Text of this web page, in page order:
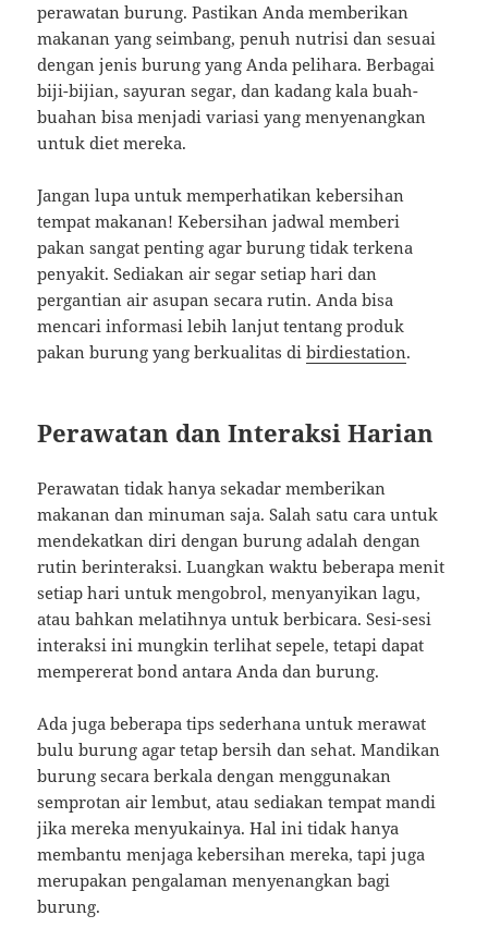
perawatan burung. Pastikan Anda memberikan
makanan yang seimbang, penuh nutrisi dan sesuai
dengan jenis burung yang Anda pelihara. Berbagai
biji-bijian, sayuran segar, dan kadang kala buah-
buahan bisa menjadi variasi yang menyenangkan
untuk diet mereka.
Jangan lupa untuk memperhatikan kebersihan
tempat makanan! Kebersihan jadwal memberi
pakan sangat penting agar burung tidak terkena
penyakit. Sediakan air segar setiap hari dan
pergantian air asupan secara rutin. Anda bisa
mencari informasi lebih lanjut tentang produk
pakan burung yang berkualitas dibirdiestation.
Perawatan dan Interaksi Harian
Perawatan tidak hanya sekadar memberikan
makanan dan minuman saja. Salah satu cara untuk
mendekatkan diri dengan burung adalah dengan
rutin berinteraksi. Luangkan waktu beberapa menit
setiap hari untuk mengobrol, menyanyikan lagu,
atau bahkan melatihnya untuk berbicara. Sesi-sesi
interaksi ini mungkin terlihat sepele, tetapi dapat
mempererat bond antara Anda dan burung.
Ada juga beberapa tips sederhana untuk merawat
bulu burung agar tetap bersih dan sehat. Mandikan
burung secara berkala dengan menggunakan
semprotan air lembut, atau sediakan tempat mandi
jika mereka menyukainya. Hal ini tidak hanya
membantu menjaga kebersihan mereka, tapi juga
merupakan pengalaman menyenangkan bagi
burung.